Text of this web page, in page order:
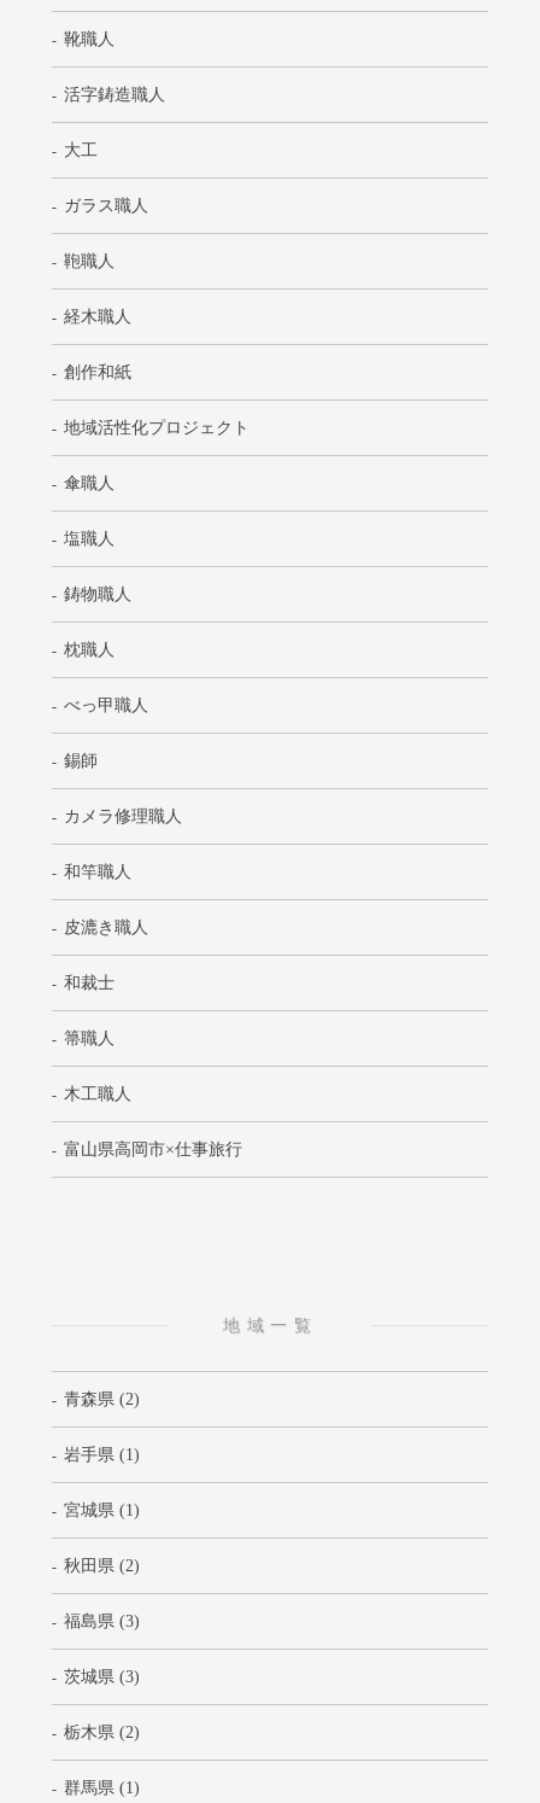
靴職人
活字鋳造職人
大工
ガラス職人
鞄職人
経木職人
創作和紙
地域活性化プロジェクト
傘職人
塩職人
鋳物職人
枕職人
べっ甲職人
錫師
カメラ修理職人
和竿職人
皮漉き職人
和裁士
箒職人
木工職人
富山県高岡市×仕事旅行
地域一覧
青森県 (2)
岩手県 (1)
宮城県 (1)
秋田県 (2)
福島県 (3)
茨城県 (3)
栃木県 (2)
群馬県 (1)